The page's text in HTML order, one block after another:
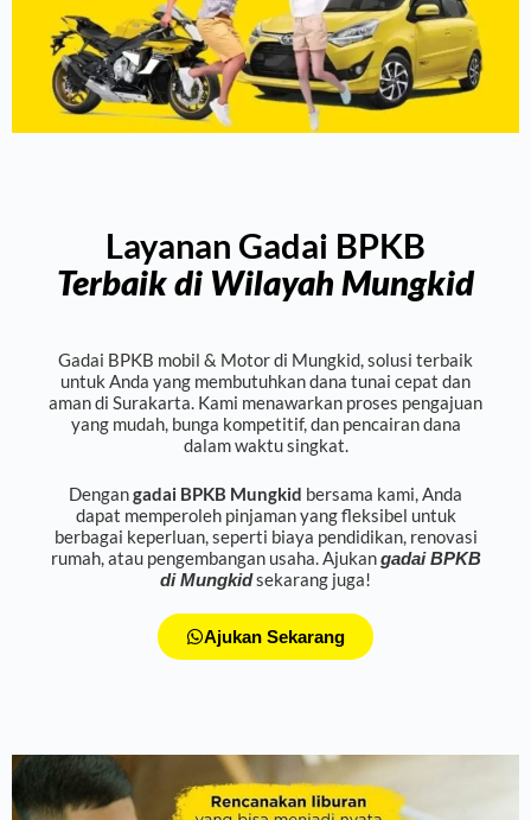
Layanan Gadai BPKB
Terbaik di Wilayah Mungkid
Gadai BPKB mobil & Motor di Mungkid, solusi terbaik
untuk Anda yang membutuhkan dana tunai cepat dan
aman di Surakarta. Kami menawarkan proses pengajuan
yang mudah, bunga kompetitif, dan pencairan dana
dalam waktu singkat.
Dengangadai BPKB Mungkid bersama kami, Anda
dapat memperoleh pinjaman yang fleksibel untuk
berbagai keperluan, seperti biaya pendidikan, renovasi
rumah, atau pengembangan usaha. Ajukangadai BPKB
di Mungkidsekarang juga!
Ajukan Sekarang